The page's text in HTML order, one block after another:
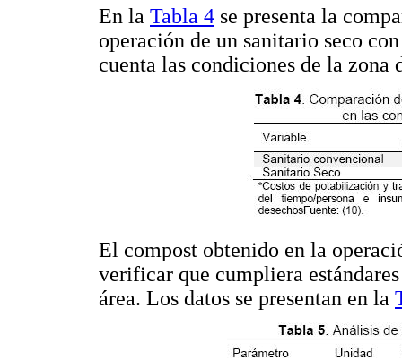
En la Tabla 4 se presenta la
operación de un sanitario seco
cuenta las condiciones de la zona
El compost obtenido en la
verificar que cumpliera
área. Los datos se presentan en la